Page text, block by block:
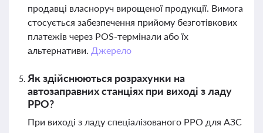
продавці власноруч вирощеної продукції. Вимога
стосується забезпечення прийому безготівкових
платежів через POS-термінали або їх
альтернативи. Джерело
Як здійснюються розрахунки на
автозаправних станціях при виході з ладу
РРО?
При виході з ладу спеціалізованого РРО для АЗС